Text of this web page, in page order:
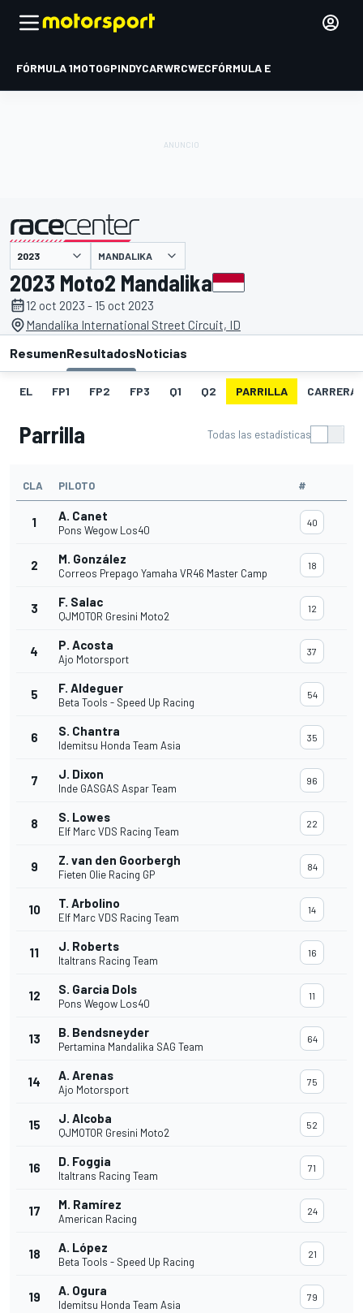
FÓRMULA 1MOTOGPINDYCARWRCWECFÓRMULA E
presentado por MANDALIKA
2023 Moto2 Mandalika
12 oct 2023 - 15 oct 2023
Mandalika International Street Circuit, ID
ResumenResultadosNoticias
EL FP1 FP2 FP3 Q1 Q2 PARRILLA CARRERA
Parrilla Todas las estadísticas
CLA PILOTO #
1 A. Canet
Pons Wegow Los40
40
2 M. González
Correos Prepago Yamaha VR46 Master Camp
18
3 F. Salac
QJMOTOR Gresini Moto2
12
4 P. Acosta
Ajo Motorsport
37
5 F. Aldeguer
Beta Tools - Speed Up Racing
54
6 S. Chantra
Idemitsu Honda Team Asia
35
7 J. Dixon
Inde GASGAS Aspar Team
96
8 S. Lowes
Elf Marc VDS Racing Team
22
9 Z. van den Goorbergh
Fieten Olie Racing GP
84
10 T. Arbolino
Elf Marc VDS Racing Team
14
11 J. Roberts
Italtrans Racing Team
16
12 S. Garcia Dols
Pons Wegow Los40
11
13 B. Bendsneyder
Pertamina Mandalika SAG Team
64
14 A. Arenas
Ajo Motorsport
75
15 J. Alcoba
QJMOTOR Gresini Moto2
52
16 D. Foggia
Italtrans Racing Team
71
17 M. Ramírez
American Racing
24
18 A. López
Beta Tools - Speed Up Racing
21
19 A. Ogura
Idemitsu Honda Team Asia
79